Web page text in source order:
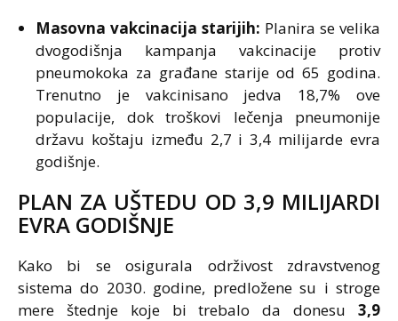
Masovna vakcinacija starijih: Planira se velika
dvogodišnja kampanja vakcinacije protiv
pneumokoka za građane starije od 65 godina.
Trenutno je vakcinisano jedva 18,7% ove
populacije, dok troškovi lečenja pneumonije
državu koštaju između 2,7 i 3,4 milijarde evra
godišnje.
PLAN ZA UŠTEDU OD 3,9 MILIJARDI
EVRA GODIŠNJE
Kako bi se osigurala održivost zdravstvenog
sistema do 2030. godine, predložene su i stroge
mere štednje koje bi trebalo da donesu 3,9